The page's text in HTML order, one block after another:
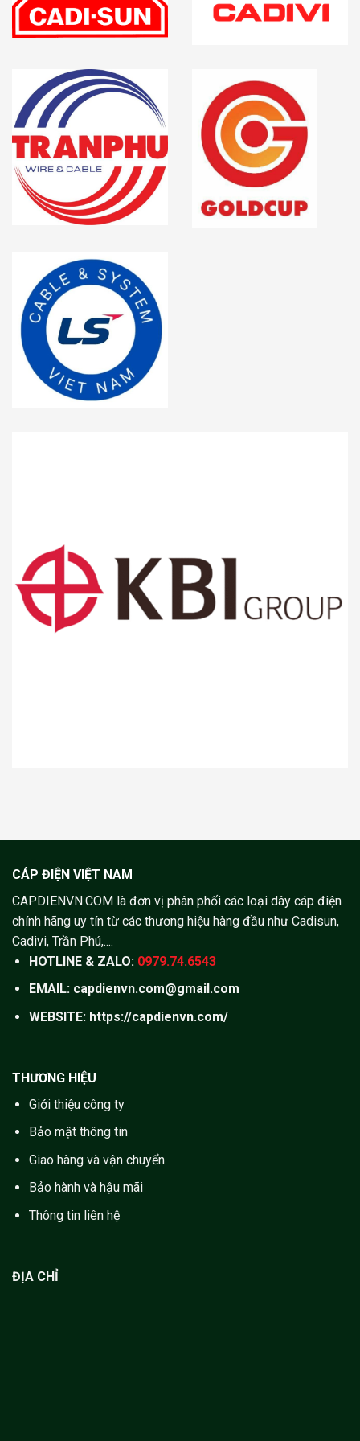
vấn vàbáo giá cụ thể về cáp chống cháy chính hãng
CÁP ĐIỆN VIỆT NAM
CAPDIENVN.COM là đơn vị phân phối các loại dây cáp điện
chính hãng uy tín từ các thương hiệu hàng đầu như Cadisun,
Cadivi, Trần Phú,....
HOTLINE & ZALO: 0979.74.6543
EMAIL: capdienvn.com@gmail.com
WEBSITE: https://capdienvn.com/
THƯƠNG HIỆU
Giới thiệu công ty
Bảo mật thông tin
Giao hàng và vận chuyển
Bảo hành và hậu mãi
Thông tin liên hệ
ĐỊA CHỈ